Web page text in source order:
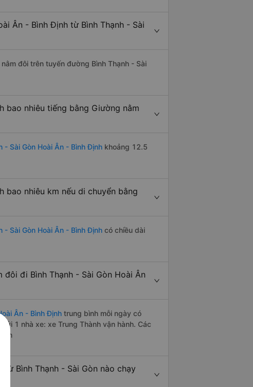
Ân - Bình Định từ Bình Thạnh - Sài
đôi trên tuyến đường Bình Thạnh - Sài
bao nhiêu tiếng bằng Giường nằm
- Sài Gòn Hoài Ân - Bình Định khoảng 12.5
bao nhiêu km nếu di chuyển bằng
- Sài Gòn Hoài Ân - Bình Định có chiều dài
đi Bình Thạnh - Sài Gòn Hoài Ân
Ân - Bình Định trung bình mỗi ngày có
1 nhà xe: xe Trung Thành vận hành. Các
Bình Thạnh - Sài Gòn nào chạy